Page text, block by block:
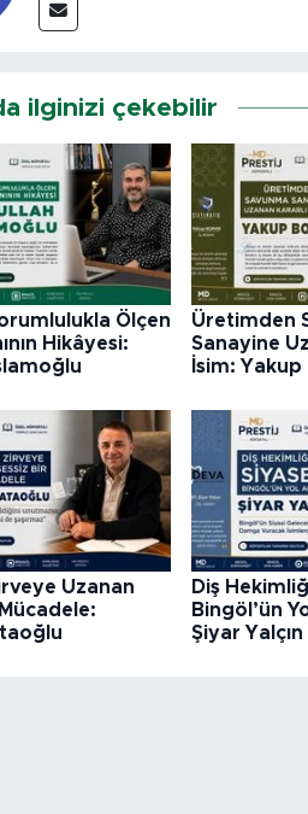
ilginizi çekebilir
Ölçen
Hikâyesi:
Üretimden
Sanayine
İsim: Yakup
Uzanan
Diş
Bingöl’ün
Şiyar Yalçın